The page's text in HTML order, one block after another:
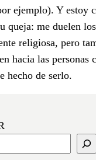
ejemplo). Y estoy
queja: me duelen
religiosa, pero
hacia las personas
hecho de serlo.